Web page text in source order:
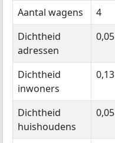
Aantal wagens 4
Dichtheid
adressen
0,05
Dichtheid
inwoners
0,13
Dichtheid
huishoudens
0,05